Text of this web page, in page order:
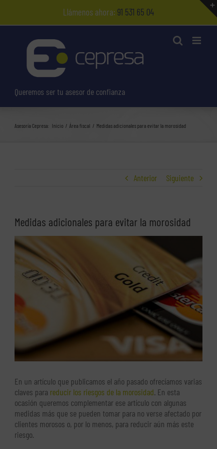
contenido
Llámenos ahora: 91 531 65 04
Queremos ser tu asesor de confianza
Asesoría Cepresa: Inicio Área fiscal Medidas adicionales para evitar la morosidad
Anterior Siguiente
Medidas adicionales para evitar la morosidad
Ver
imagen
grande
En un artículo que publicamos el año pasado ofrecíamos varias
claves para reducir los riesgos de la morosidad. En esta
ocasión queremos complementar ese artículo con algunas
medidas más que se pueden tomar para no verse afectado por
clientes morosos o, por lo menos, para reducir aún más este
riesgo.